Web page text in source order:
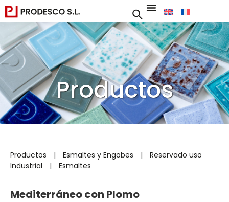
Productos
Productos | Esmaltes y Engobes |
Reservado uso
Industrial
| Esmaltes
Mediterráneo con Plomo